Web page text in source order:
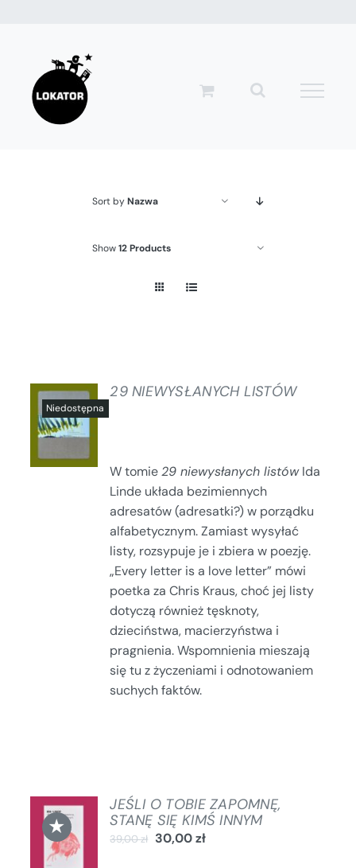
zawartości
Sort byNazwa
Show12 Products
SZCZEGÓŁY
29 NIEWYSŁANYCH LISTÓW
W tomie29 niewysłanych listówIda
Linde układa bezimiennych
adresatów (adresatki?) w porządku
alfabetycznym. Zamiast wysyłać
listy, rozsypuje je i zbiera w poezję.
„Every letter is a love letter” mówi
poetka za Chris Kraus, choć jej listy
dotyczą również tęsknoty,
dzieciństwa, macierzyństwa i
pragnienia. Wspomnienia mieszają
się tu z życzeniami i odnotowaniem
suchych faktów.
★
DODAJ
DO
KOSZYKA
/
JEŚLI O TOBIE ZAPOMNĘ,
STANĘ SIĘ KIMŚ INNYM
39,00zł 30,00zł